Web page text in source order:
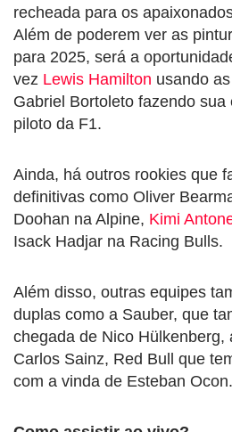
recheada para os
Além de poderem ver as
para 2025, será a
vez Lewis Hamilton usando
Gabriel Bortoleto fazendo
piloto da F1.
Ainda, há outros rookies que
definitivas como Oliver
Doohan na Alpine, Kimi
Isack Hadjar na Racing Bulls.
Além disso, outras equipes
duplas como a Sauber, que
chegada de Nico Hülkenberg,
Carlos Sainz, Red Bull que
com a vinda de Esteban Ocon.